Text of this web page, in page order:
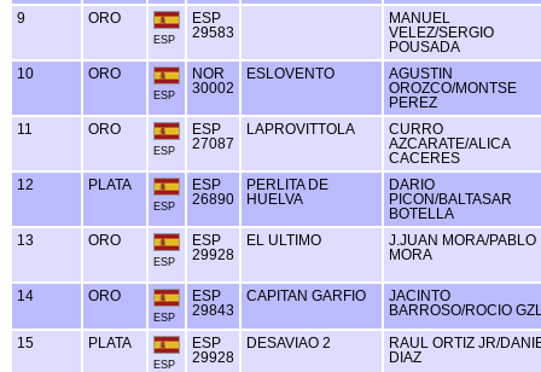
9 ORO
ESP
ESP
29583
MANUEL
VELEZ/SERGIO
POUSADA
10
ORO
ESP
NOR
30002
ESLOVENTO
AGUSTIN
OROZCO/MONTSE
PEREZ
11
ORO
ESP
ESP
27087
LAPROVITTOLA
CURRO
AZCARATE/ALICA
CACERES
12
PLATA
ESP
ESP
26890
PERLITA DE
HUELVA
DARIO
PICON/BALTASAR
BOTELLA
13
ORO
ESP
ESP
29928
EL ULTIMO
J.JUAN MORA/PABLO
MORA
14 ORO
ESP
ESP
29843
CAPITAN GARFIO
JACINTO
BARROSO/ROCIO
15 PLATA
ESP
ESP
29928
DESAVIAO 2
RAUL ORTIZ JR/
DIAZ